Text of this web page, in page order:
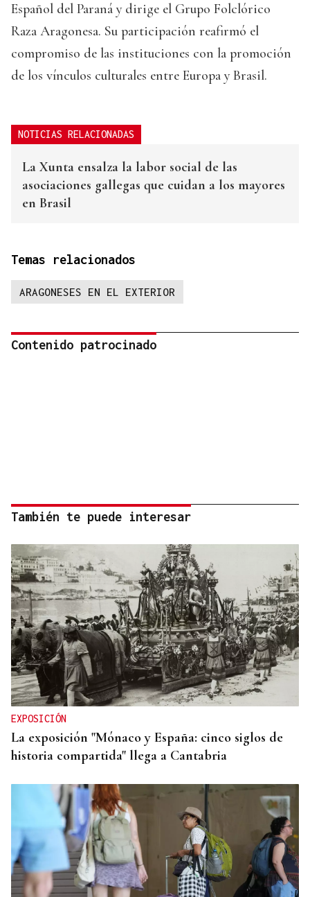
Español del Paraná y dirige el Grupo Folclórico
Raza Aragonesa. Su participación reafirmó el
compromiso de las instituciones con la promoción
de los vínculos culturales entre Europa y Brasil.
NOTICIAS RELACIONADAS
La Xunta ensalza la labor social de las
asociaciones gallegas que cuidan a los mayores
en Brasil
Temas relacionados
ARAGONESES EN EL EXTERIOR
Contenido patrocinado
También te puede interesar
EXPOSICIÓN
La exposición "Mónaco y España: cinco siglos de
historia compartida" llega a Cantabria